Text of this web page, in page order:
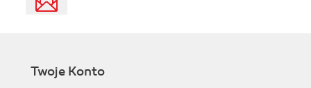
Twoje Konto